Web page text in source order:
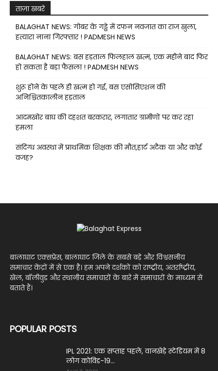
ताज़ा खबरे
BALAGHAT NEWS: गोबर के गड्ढे में दफन नवजात का राज खुला,
हत्यारा नाना गिरफ्तार ! PADMESH NEWS
BALAGHAT NEWS: बस हड़ताल फिलहाल खत्म, एक महीने बाद फिर
हो सकता है बड़ा फैसला ! PADMESH NEWS
शुरू होने के पहले ही खत्म हो गई, बस एसोसिएशन की
अनिश्चितकालीन हड़ताल
आदमखोर बाघ की दहशत बरकरार, लगातार ग्रामीणों पर कर रहा
हमला
संदिग्ध अवस्था में प्राथमिक शिक्षक की मौत,हार्ट अटैक या और कोई
वजह?
बालाघाट एक्सप्रेस, बालाघाट जिले के सबसे बड़े और विश्वसनीय
समाचार केंद्रों में से एक है। हम अपने दर्शकों को राष्ट्रीय, अंतर्राष्ट्रीय,
खेल, बॉलीवुड और स्थानीय समाचारों के बारे में समाचारों के माध्यम से
बताते हैं।
POPULAR POSTS
IPL 2021: एक सप्‍ताह पहले, वानखेड़े स्‍टेडियम में 8
लोग कोविड-19...